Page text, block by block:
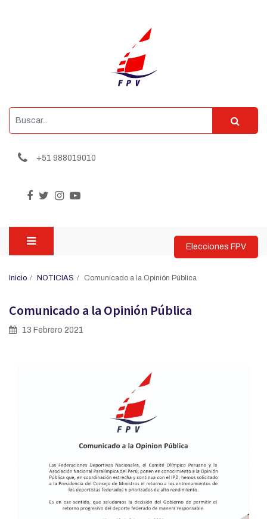
+51 988019010
Elecciones FPV
Inicio NOTICIAS Comunicado a la Opinión Pública
Comunicado a la Opinión Pública
13 Febrero 2021